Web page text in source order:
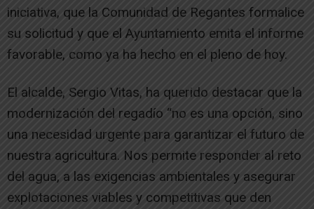
iniciativa, que la Comunidad de Regantes formalice
su solicitud y que el Ayuntamiento emita el informe
favorable, como ya ha hecho en el pleno de hoy.
El alcalde, Sergio Vitas, ha querido destacar que la
modernización del regadío “no es una opción, sino
una necesidad urgente para garantizar el futuro de
nuestra agricultura. Nos permite responder al reto
del agua, a las exigencias ambientales y asegurar
explotaciones viables y competitivas que den